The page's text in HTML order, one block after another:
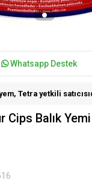
Whatsapp Destek
Tetra yetkili
Cips Balık